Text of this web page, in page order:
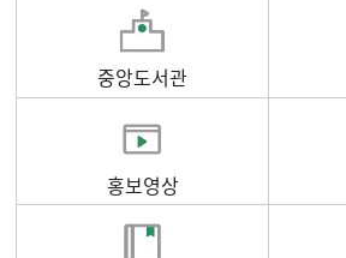
중앙도서관
홍보영상